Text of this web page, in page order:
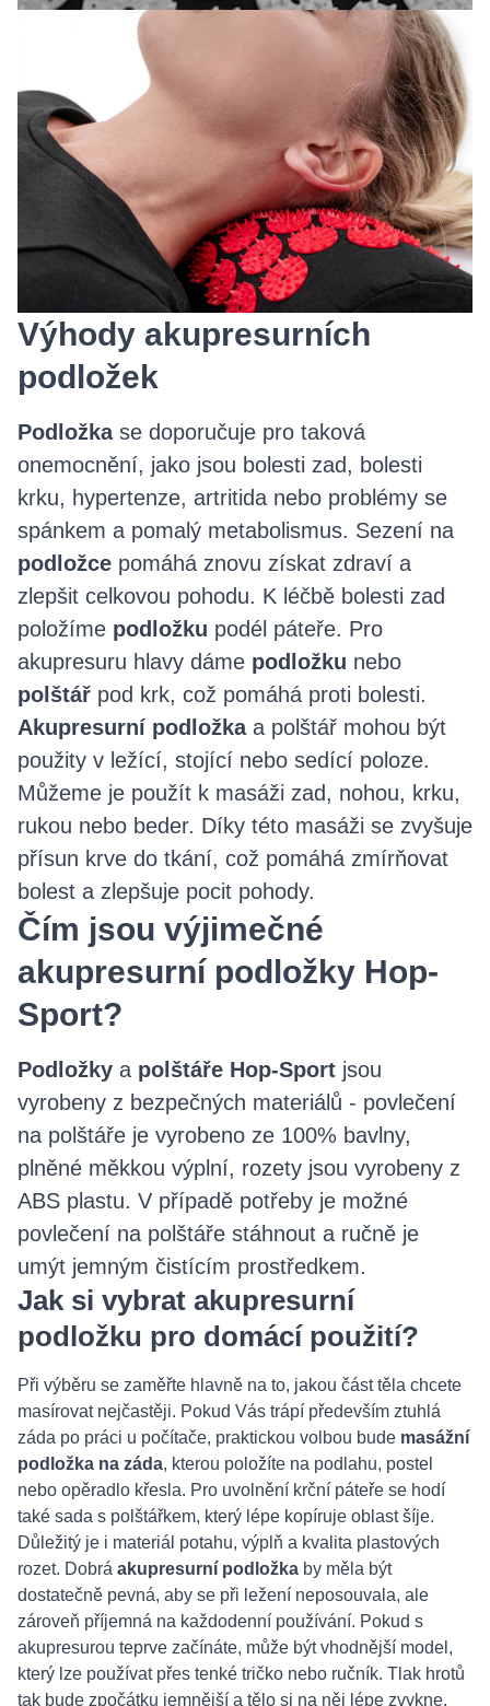
Výhody akupresurních
podložek
Podložka se doporučuje pro taková
onemocnění, jako jsou bolesti zad, bolesti
krku, hypertenze, artritida nebo problémy se
spánkem a pomalý metabolismus. Sezení na
podložce pomáhá znovu získat zdraví a
zlepšit celkovou pohodu. K léčbě bolesti zad
položíme podložku podél páteře. Pro
akupresuru hlavy dáme podložku nebo
polštář pod krk, což pomáhá proti bolesti.
Akupresurní podložka a polštář mohou být
použity v ležící, stojící nebo sedící poloze.
Můžeme je použít k masáži zad, nohou, krku,
rukou nebo beder. Díky této masáži se zvyšuje
přísun krve do tkání, což pomáhá zmírňovat
bolest a zlepšuje pocit pohody.
Čím jsou výjimečné
akupresurní podložky Hop-
Sport?
Podložky a polštáře Hop-Sport jsou
vyrobeny z bezpečných materiálů - povlečení
na polštáře je vyrobeno ze 100% bavlny,
plněné měkkou výplní, rozety jsou vyrobeny z
ABS plastu. V případě potřeby je možné
povlečení na polštáře stáhnout a ručně je
umýt jemným čistícím prostředkem.
Jak si vybrat akupresurní
podložku pro domácí použití?
Při výběru se zaměřte hlavně na to, jakou část těla chcete
masírovat nejčastěji. Pokud Vás trápí především ztuhlá
záda po práci u počítače, praktickou volbou bude masážní
podložka na záda, kterou položíte na podlahu, postel
nebo opěradlo křesla. Pro uvolnění krční páteře se hodí
také sada s polštářkem, který lépe kopíruje oblast šíje.
Důležitý je i materiál potahu, výplň a kvalita plastových
rozet. Dobrá akupresurní podložka by měla být
dostatečně pevná, aby se při ležení neposouvala, ale
zároveň příjemná na každodenní používání. Pokud s
akupresurou teprve začínáte, může být vhodnější model,
který lze používat přes tenké tričko nebo ručník. Tlak hrotů
tak bude zpočátku jemnější a tělo si na něj lépe zvykne.